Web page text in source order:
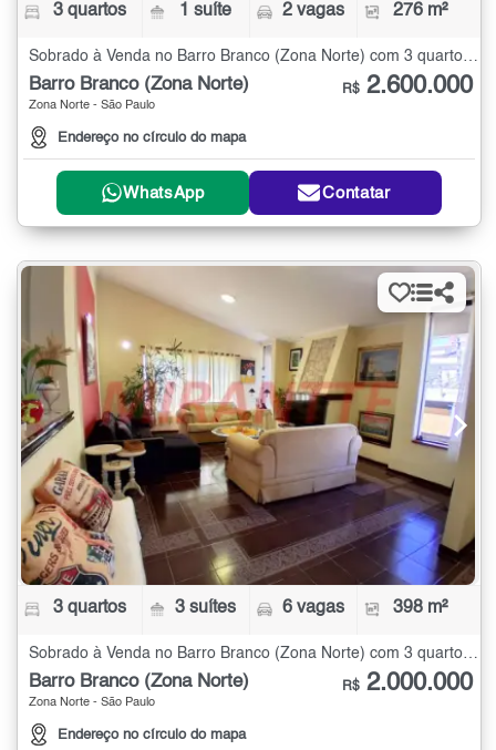
3 quartos 1 suíte 2 vagas 276 m²
Sobrado à Venda no Barro Branco (Zona Norte) com 3 quartos - 276 m²
Barro Branco (Zona Norte)
Zona Norte - São Paulo
Endereço no círculo do mapa
R$ 2.600.000
WhatsApp Contatar
3 quartos 3 suítes 6 vagas 398 m²
Sobrado à Venda no Barro Branco (Zona Norte) com 3 quartos - 398 m²
Barro Branco (Zona Norte)
Zona Norte - São Paulo
Endereço no círculo do mapa
R$ 2.000.000